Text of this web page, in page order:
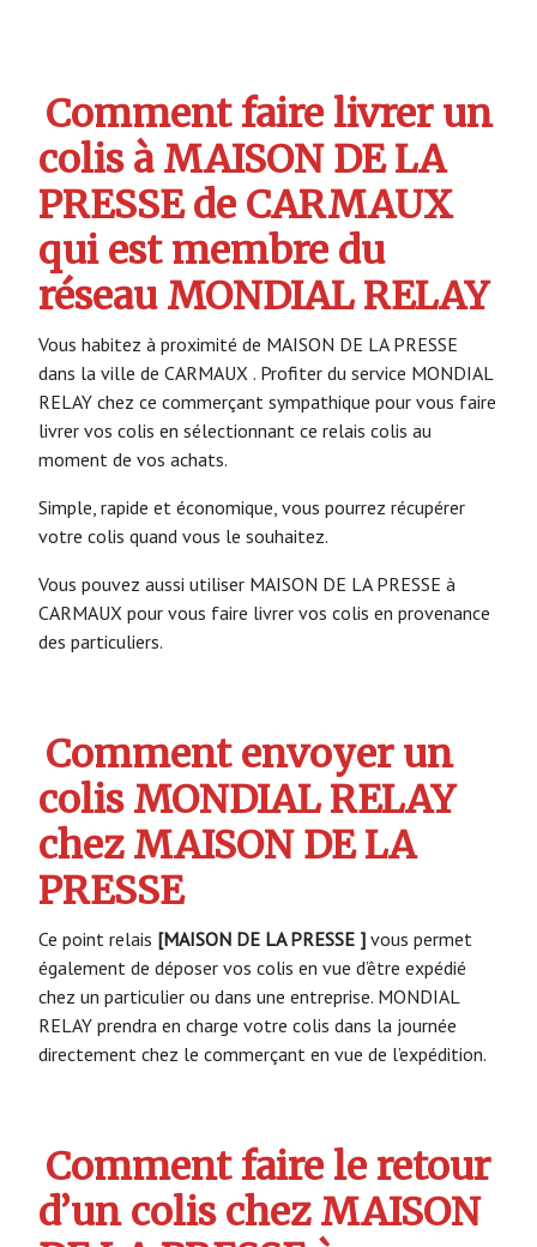
Comment faire livrer un
colis à MAISON DE LA
PRESSE de CARMAUX
qui est membre du
réseau MONDIAL RELAY
Vous habitez à proximité de MAISON DE LA PRESSE
dans la ville de CARMAUX . Profiter du service MONDIAL
RELAY chez ce commerçant sympathique pour vous faire
livrer vos colis en sélectionnant ce relais colis au
moment de vos achats.
Simple, rapide et économique, vous pourrez récupérer
votre colis quand vous le souhaitez.
Vous pouvez aussi utiliser MAISON DE LA PRESSE à
CARMAUX pour vous faire livrer vos colis en provenance
des particuliers.
Comment envoyer un
colis MONDIAL RELAY
chez MAISON DE LA
PRESSE
Ce point relais [MAISON DE LA PRESSE ] vous permet
également de déposer vos colis en vue d’être expédié
chez un particulier ou dans une entreprise. MONDIAL
RELAY prendra en charge votre colis dans la journée
directement chez le commerçant en vue de l’expédition.
Comment faire le retour
d’un colis chez MAISON